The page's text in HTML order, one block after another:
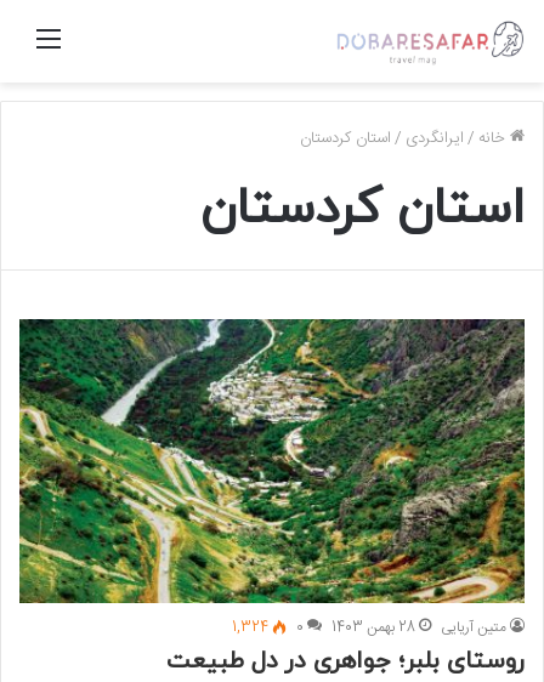
منو
خانه /ایرانگردی /استان کردستان
استان کردستان
متین آریایی 28 بهمن 1403 0
1,324
روستای بلبر؛ جواهری در دل طبیعت